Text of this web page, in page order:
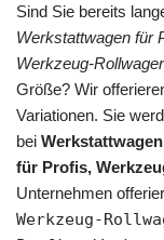
Sind Sie bereits
Werkstattwagen für
Werkzeug-
Größe? Wir
Variationen. Sie
bei
für Profis,
Unternehmen
Werkzeug-